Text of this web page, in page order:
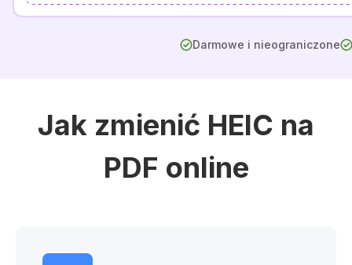
Darmowe i nieograniczone
Jak zmienić HEIC na
PDF online